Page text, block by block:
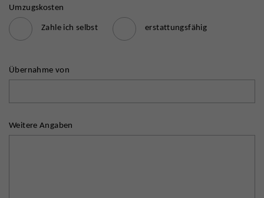
Umzugskosten
Zahle ich selbst
erstattungsfähig
Übernahme von
Weitere Angaben